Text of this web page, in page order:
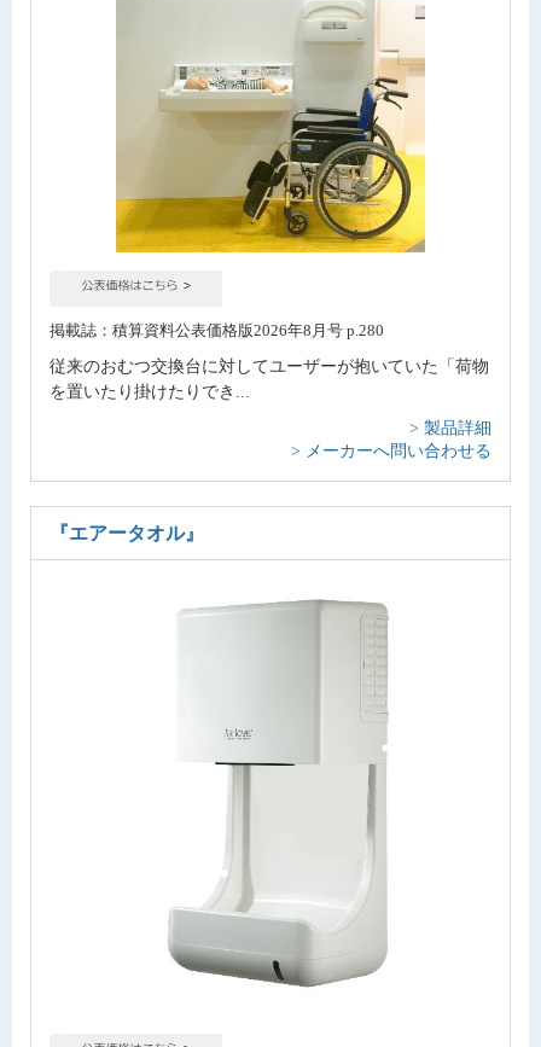
掲載誌：積算資料公表価格版2026年8月号 p.280
従来のおむつ交換台に対してユーザーが抱いていた「荷物
を置いたり掛けたりでき...
> 製品詳細
> メーカーへ問い合わせる
『エアータオル』